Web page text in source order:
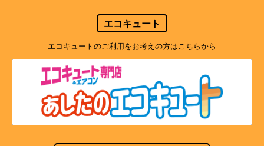
エコキュート
エコキュートのご利用をお考えの方はこちらから